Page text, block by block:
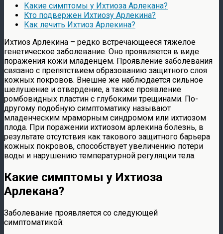
Какие симптомы у Ихтиоза Арлекана?
Кто подвержен Ихтиозу Арлекина?
Как лечить Ихтиоз Арлекина?
Ихтиоз Арлекина – редко встречающееся тяжелое
генетическое заболевание. Оно проявляется в виде
поражения кожи младенцем. Проявление заболевания
связано с препятствием образованию защитного слоя
кожных покровов. Внешне же наблюдается сильное
шелушение и отвердение, а также проявление
ромбовидных пластин с глубокими трещинами. По-
другому подобную симптоматику называют
младенческим мраморным синдромом или ихтиозом
плода. При поражении ихтиозом арлекина болезнь, в
результате отсутствия как такового защитного барьера
кожных покровов, способствует увеличению потери
воды и нарушению температурной регуляции тела.
Какие симптомы у Ихтиоза
Арлекана?
Заболевание проявляется со следующей
симптоматикой: